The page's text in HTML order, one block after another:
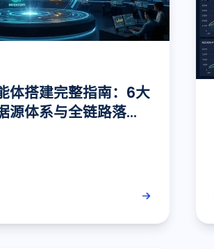
体搭建完整指南：6大
源体系与全链路落地